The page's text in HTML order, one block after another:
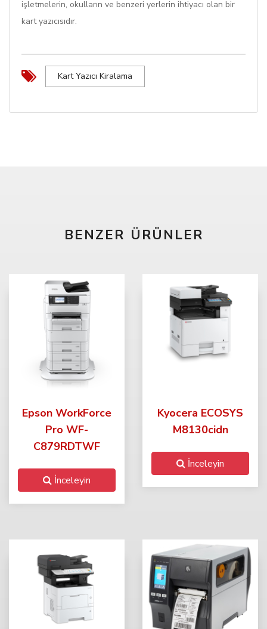
işletmelerin, okulların ve benzeri yerlerin ihtiyacı olan bir
kart yazıcısıdır.
Kart Yazıcı Kiralama
BENZER ÜRÜNLER
Epson WorkForce
Pro WF-
C879RDTWF
İnceleyin
Kyocera ECOSYS
M8130cidn
İnceleyin